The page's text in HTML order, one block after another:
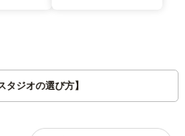
ジオの選び方】